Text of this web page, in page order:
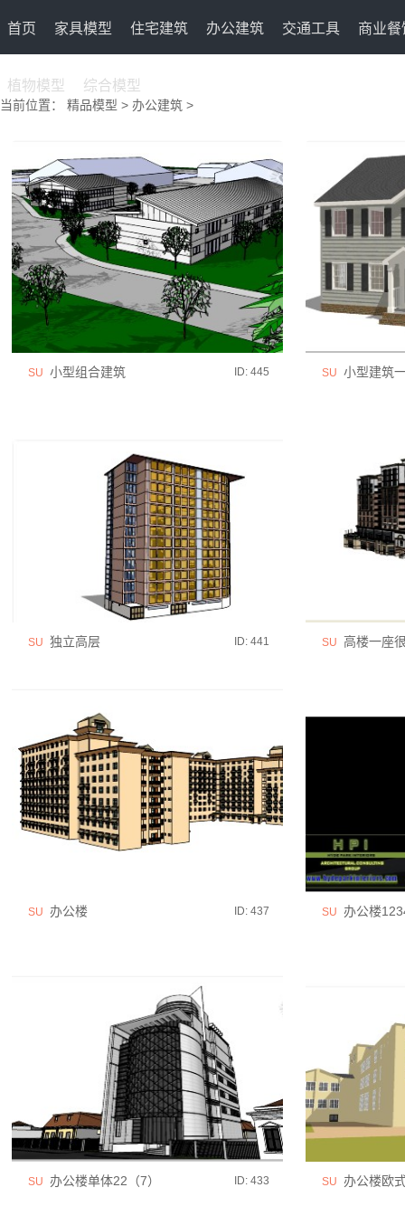
首页 家具模型 住宅建筑 办公建筑 交通工具 商业餐
植物模型 综合模型
当前位置： 精品模型 > 办公建筑 >
SU 小型组合建筑 ID: 445 SU 小型建筑
SU 独立高层 ID: 441 SU 高楼一座
SU 办公楼 ID: 437 SU 办公楼
SU 办公楼单体22（7） ID: 433 SU 办公楼欧